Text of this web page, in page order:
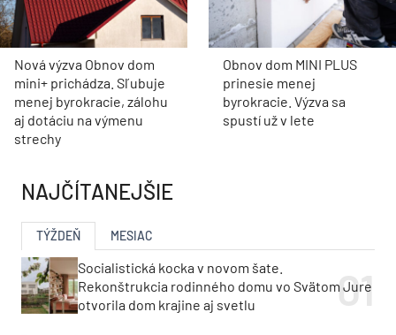
Nová výzva Obnov dom
mini+ prichádza. Sľubuje
menej byrokracie, zálohu
aj dotáciu na výmenu
strechy
Obnov dom MINI PLUS
prinesie menej
byrokracie. Výzva sa
spustí už v lete
NAJČÍTANEJŠIE
TÝŽDEŇ MESIAC
Socialistická kocka v novom šate.
Rekonštrukcia rodinného domu vo Svätom Jure
otvorila dom krajine aj svetlu